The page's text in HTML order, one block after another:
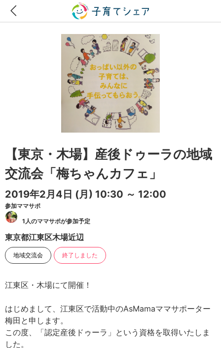
【東京・木場】産後ドゥーラの地域
交流会「梅ちゃんカフェ」
2019年2月4日 (月) 10:30 ～ 12:00
参加ママサポ
1人のママサポが参加予定
東京都江東区木場近辺
地域交流会 終了しました
江東区・木場にて開催！
はじめまして、江東区で活動中のAsMamaママサポーター
梅田と申します。
この度、「認定産後ドゥーラ」という資格を取得いたしま
した。